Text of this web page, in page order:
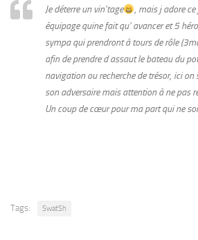
Je déterre un vin’tage
, mais j adore
équipage quine fait qu’ avancer et 5
sympa qui prendront à tours de rôle
afin de prendre d assaut le bateau du
navigation ou recherche de trésor, ici on
son adversaire mais attention à ne pas
Un coup de cœur pour ma part qui ne
Tags: SwatSh